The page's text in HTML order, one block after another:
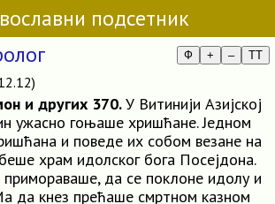
подсетник
Ф + – TT
и других 370.У Витинији Азијској
ужасно гоњаше хришћане. Једном
и поведе их собом везане на
храм идолског бога Посејдона.
примораваше, да се поклоне идолу и
да кнез прећаше смртном казном